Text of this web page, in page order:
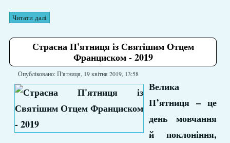
Читати далі
Страсна П'ятниця із Святішим Отцем
Франциском - 2019
Опубліковано: П'ятниця, 19 квітня 2019, 13:58
Велика
П’ятниця – це
день мовчання
й поклоніння,